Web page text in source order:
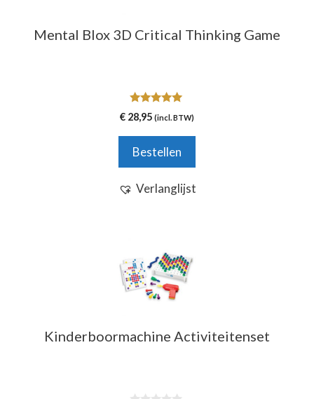
Mental Blox 3D Critical Thinking Game
5.00
van 5
€ 28,95 (incl. BTW)
Bestellen
Verlanglijst
Kinderboormachine Activiteitenset